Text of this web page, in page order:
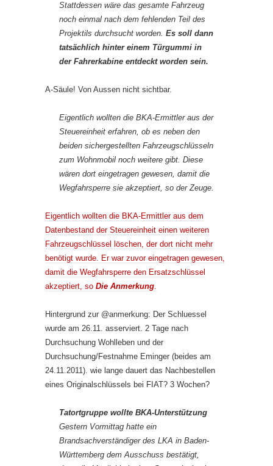
Stattdessen wäre das gesamte Fahrzeug
noch einmal nach dem fehlenden Teil des
Projektils durchsucht worden. Es soll dann
tatsächlich hinter einem Türgummi in
der Fahrerkabine entdeckt worden sein.
A-Säule! Von Aussen nicht sichtbar.
Eigentlich wollten die BKA-Ermittler aus der
Steuereinheit erfahren, ob es neben den
beiden sichergestellten Fahrzeugschlüsseln
zum Wohnmobil noch weitere gibt. Diese
wären dort eingetragen gewesen, damit die
Wegfahrsperre sie akzeptiert, so der Zeuge.
Eigentlich wollten die BKA-Ermittler aus dem
Datenbestand der Steuereinheit einen weiteren
Fahrzeugschlüssel löschen, der dort nicht mehr
benötigt wurde. Er war zuvor eingetragen gewesen,
damit die Wegfahrsperre den Ersatzschlüssel
akzeptiert, so Die Anmerkung.
Hintergrund zur @anmerkung: Der Schluessel
wurde am 26.11. asserviert. 2 Tage nach
Durchsuchung Wohlleben und der
Durchsuchung/Festnahme Eminger (beides am
24.11.2011). wie lange dauert das Nachbestellen
eines Originalschlüssels bei FIAT? 3 Wochen?
Tatortgruppe wollte BKA-Unterstützung
Gestern Vormittag hatte ein
Brandsachverständiger des LKA in Baden-
Württemberg dem Ausschuss bestätigt,